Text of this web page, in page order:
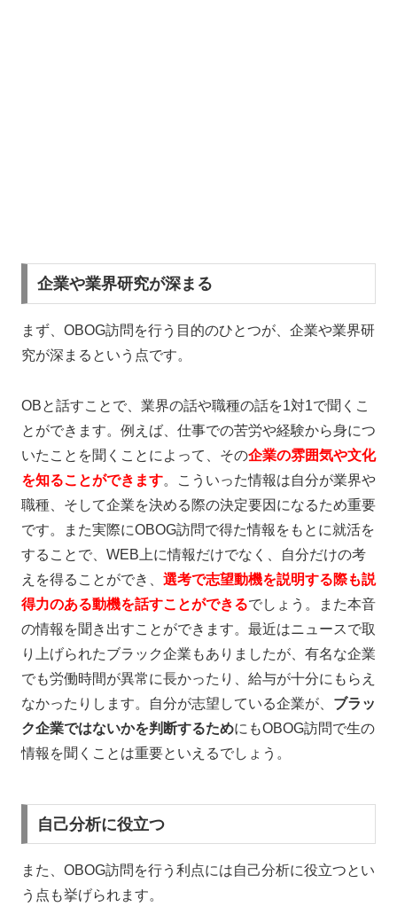
企業や業界研究が深まる
まず、OBOG訪問を行う目的のひとつが、企業や業界研
究が深まるという点です。
OBと話すことで、業界の話や職種の話を1対1で聞くこ
とができます。例えば、仕事での苦労や経験から身につ
いたことを聞くことによって、その企業の雰囲気や文化
を知ることができます。こういった情報は自分が業界や
職種、そして企業を決める際の決定要因になるため重要
です。また実際にOBOG訪問で得た情報をもとに就活を
することで、WEB上に情報だけでなく、自分だけの考
えを得ることができ、 選考で志望動機を説明する際も説
得力のある動機を話すことができるでしょう。また本音
の情報を聞き出すことができます。最近はニュースで取
り上げられたブラック企業もありましたが、有名な企業
でも労働時間が異常に長かったり、給与が十分にもらえ
なかったりします。自分が志望している企業が、 ブラッ
ク企業ではないかを判断するためにもOBOG訪問で生の
情報を聞くことは重要といえるでしょう。
自己分析に役立つ
また、OBOG訪問を行う利点には自己分析に役立つとい
う点も挙げられます。